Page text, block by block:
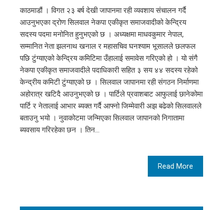
काठमाडौं । विगत २३ बर्ष देखी जापानमा रही व्यवशाय संचालन गर्दै
आउनुभएका द्रोण सिलवाल नेकपा एकीकृत समाजवादीको केन्द्रिय
सदस्य पदमा मनोनित हुनुभएको छ । अध्यक्षमा माधवकुमार नेपाल,
सम्मानित नेता झलनाथ खनाल र महासचिव घनश्याम भूसालले छलफल
पछि टुंग्याएको केन्द्रिय कमिटिमा उँहालाई समावेस गरिएको हो । यो संगै
नेकपा एकीकृत समाजवादीले पदाधिकारी सहित ३ सय ४४ सदस्य रहेको
केन्द्रीय कमिटी टुंग्याएको छ । सिलवाल जापानमा रही संगठन निर्माणमा
अहोरात्र खटिदै आउनुभएको छ । पार्टिले प्रवाशबाट आफुलाई छानेकोमा
पार्टि र नेतालाई आभार ब्यक्त गर्दै आफ्नो जिम्मेवारी अझ बढेको सिलवालले
बताउनु भयो । नुवाकोटमा जन्मिएका सिलवाल जापानको निगातामा
ब्यवसाय गरिरहेका छन । तिन…
Read More